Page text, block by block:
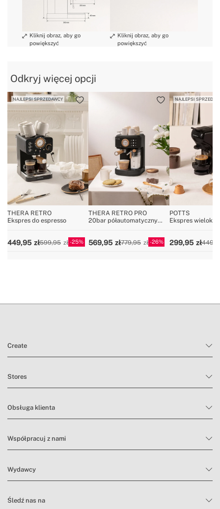
» Podstawa antypoślizgowa
» Wskaźnik ciśnienia /
temperatury
Tak
» Waporyzator
temperatury
» Można myć w zmywarce Nie
» Przeznaczenie Wszystkie rodzaje żywności
Odkryj więcej opcji
NAJLEPSI SPRZEDAWCY
THERA RETRO
Ekspres do espresso
449,95 599,95 25
THERA RETRO PRO
20bar półautomatyczny
569,95 779,95 26
NAJLEPSI
POTTS
Ekspres
299,95
Create
Stores
Obsługa klienta
Współpracuj z nami
Wydawcy
Śledź nas na